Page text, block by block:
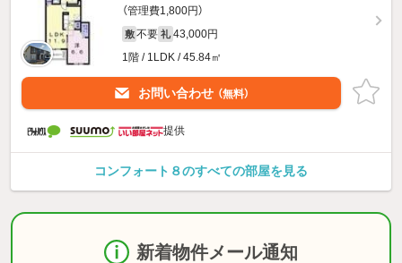
（管理費1,800円）
敷 不要 礼 43,000円
1階 / 1LDK / 45.84㎡
お問い合わせ （無料）
提供
コンフォート８のすべての部屋を見る
新着物件メール通知